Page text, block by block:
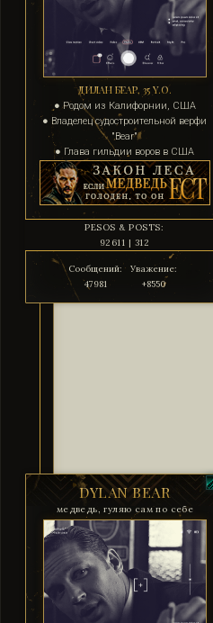
ДИЛАН БЕАР, 35 Y.O.
● Родом из Калифорнии, США
● Владелец судостроительной верфи
"Bear"
● Глава гильдии воров в США
PESOS & POSTS:
92611 | 312
Сообщений:
47981
Уважение:
+8550
DYLAN BEAR
медведь, гуляю сам по себе